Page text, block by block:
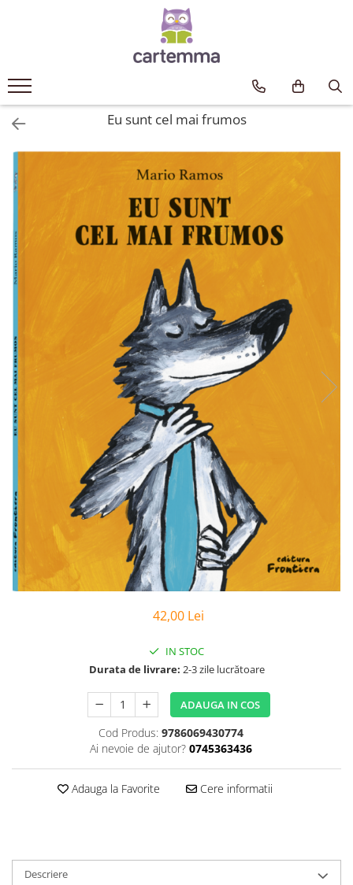
Tematică
Craciun
Activități
Artă
Atlase si enciclopedii
Carte de bucate
Educație
Educație financiară
Hobby si craft
Muzicale
Poezii
Povești
Reviste
Știință si natură
Vârstă
14+ ani
2-5 ani
5-7 ani
7-10 ani
Adulți
Editura Aramis
Editura Arthur
Editura Bookzone
Editura Cartea Copiilor
Editura Cartemma
Editura Casa
Editura Gama
Eu sunt cel mai frumos
42,00 Lei
IN STOC
Durata de livrare: 2-3 zile lucrătoare
ADAUGA IN COS
Cod Produs: 9786069430774
Ai nevoie de ajutor? 0745363436
Adauga la Favorite Cere informatii
Descriere